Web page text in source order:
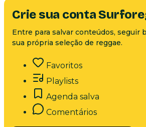
Crie sua conta
Entre para salvar conteúdos, seguir
sua própria seleção de reggae.
Favoritos
Playlists
Agenda salva
Comentários